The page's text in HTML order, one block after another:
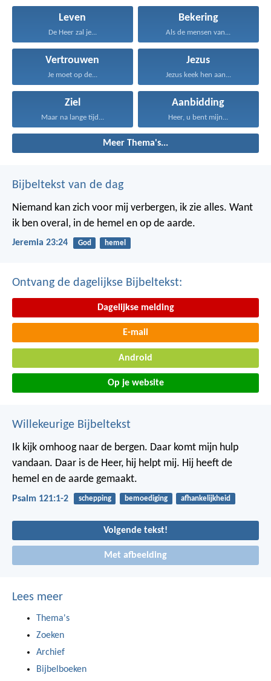
Leven
De Heer zal je...
Bekering
Als de mensen van...
Vertrouwen
Je moet op de...
Jezus
Jezus keek hen aan...
Ziel
Maar na lange tijd...
Aanbidding
Heer, u bent mijn...
Meer Thema's...
Bijbeltekst van de dag
Niemand kan zich voor mij verbergen, ik zie alles. Want
ik ben overal, in de hemel en op de aarde.
Jeremia 23:24 God hemel
Ontvang de dagelijkse Bijbeltekst:
Dagelijkse melding
E-mail
Android
Op je website
Willekeurige Bijbeltekst
Ik kijk omhoog naar de bergen. Daar komt mijn hulp
vandaan. Daar is de Heer, hij helpt mij. Hij heeft de
hemel en de aarde gemaakt.
Psalm 121:1-2 schepping bemoediging afhankelijkheid
Volgende tekst!
Met afbeelding
Lees meer
Thema's
Zoeken
Archief
Bijbelboeken